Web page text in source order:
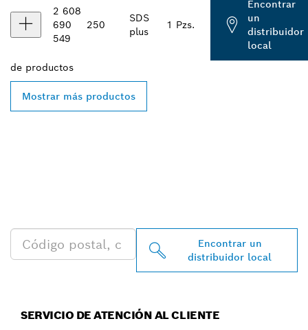
2 608
690
549
250
SDS
plus
1 Pzs.
Encontrar
un
distribuidor
local
de productos
Mostrar más productos
Encontrar un
distribuidor local
SERVICIO DE ATENCIÓN AL CLIENTE